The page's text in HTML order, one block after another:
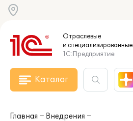
Отраслевые
и специализированные
1С:Предприятие
Каталог
Главная
Внедрения